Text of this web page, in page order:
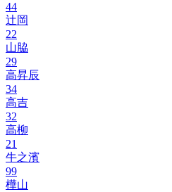
44
辻岡
22
山脇
29
高昇辰
34
高吉
32
高柳
21
牛之濱
99
樺山